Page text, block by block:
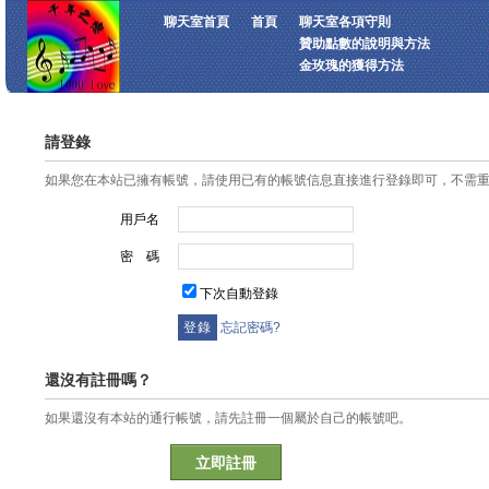
聊天室首頁 首頁
聊天室各項守則
贊助點數的說明與方法
金玫瑰的獲得方法
請登錄
如果您在本站已擁有帳號，請使用已有的帳號信息直接進行登錄即可，不需
用戶名
密 碼
下次自動登錄
忘記密碼?
還沒有註冊嗎？
如果還沒有本站的通行帳號，請先註冊一個屬於自己的帳號吧。
立即註冊